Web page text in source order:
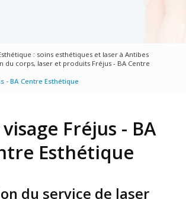
: soins esthétiques et laser à Antibes
du corps, laser et produits Fréjus - BA Centre
- BA Centre Esthétique
Fréjus - BA
Esthétique
du service de laser